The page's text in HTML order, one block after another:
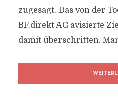
zugesagt. Das von der
BF.direkt AG avisierte
damit überschritten.